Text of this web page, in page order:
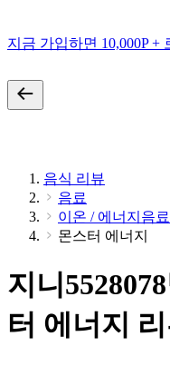
지금 가입하면 10,000P +
음식 리뷰
음료
이온 / 에너지음료
몬스터 에너지
지니
터 에너지